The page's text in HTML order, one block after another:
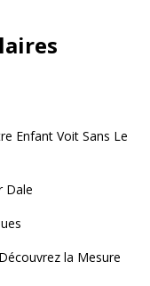
Enfant Voit Sans Le
Dale
la Mesure